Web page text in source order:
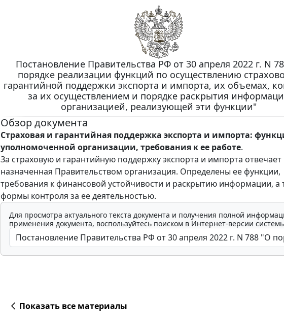
Постановление Правительства РФ от 30 апреля 2022 г. N
порядке реализации функций по осуществлению
гарантийной поддержки экспорта и импорта, их объемах,
за их осуществлением и порядке раскрытия
организацией, реализующей эти функции"
Обзор документа
Страховая и гарантийная поддержка экспорта и импорта:
уполномоченной организации, требования к ее работе.
За страховую и гарантийную поддержку экспорта и импорта отвечает
назначенная Правительством организация. Определены ее функции,
требования к финансовой устойчивости и раскрытию информации, а
формы контроля за ее деятельностью.
Для просмотра актуального текста документа и получения полной
применения документа, воспользуйтесь поиском в Интернет-версии
Показать все материалы